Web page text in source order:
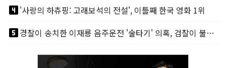
looks_4'사랑의 하츄핑: 고래보석의 전설', 이틀째 한국 영화 1위
looks_5
경찰이 송치한 이재룡 음주운전 '술타기' 의혹, 검찰이 불기소